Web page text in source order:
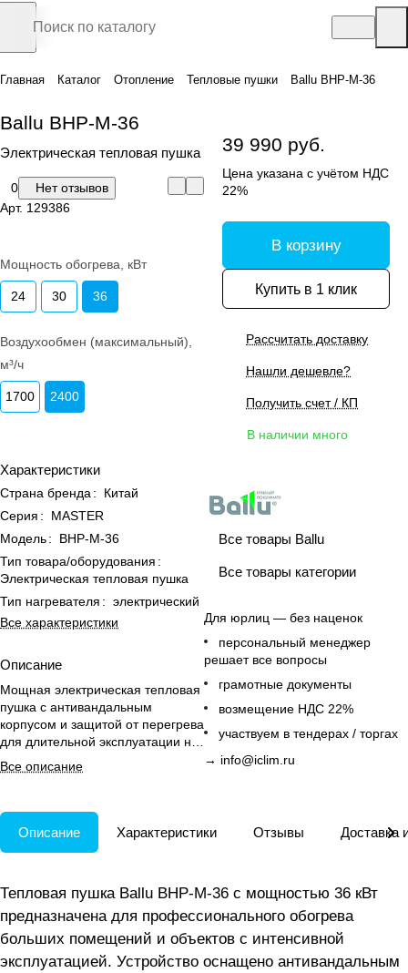
Главная Каталог Отопление Тепловые пушки Ballu BHP-M-36
Ballu BHP-M-36
Электрическая тепловая пушка
0
Нет отзывов
Арт. 129386
Мощность обогрева, кВт
24 30 36
Воздухообмен (максимальный),
м³/ч
1700 2400
Характеристики
Страна бренда :
Китай
Серия :
MASTER
Модель:
BHP-M-36
Тип товара/оборудования :
Электрическая тепловая пушка
Тип нагревателя : электрический
Все характеристики
Описание
Мощная электрическая тепловая
пушка с антивандальным
корпусом и защитой от перегрева
для длительной эксплуатации на
стройплощадках и в
производственных помещениях.
Все описание
39 990 руб.
Цена указана с учётом НДС
22%
В корзину
Купить в 1 клик
Рассчитать доставку
Нашли дешевле?
Получить счет / КП
В наличии много
Все товары Ballu
Все товары категории
Для юрлиц — без наценок
персональный менеджер
решает все вопросы
грамотные документы
возмещение НДС 22%
участвуем в тендерах / торгах
→ info@iclim.ru
Описание Характеристики Отзывы Доставка
Тепловая пушка Ballu BHP-M-36 с мощностью 36 кВт
предназначена для профессионального обогрева
больших помещений и объектов с интенсивной
эксплуатацией. Устройство оснащено антивандальным